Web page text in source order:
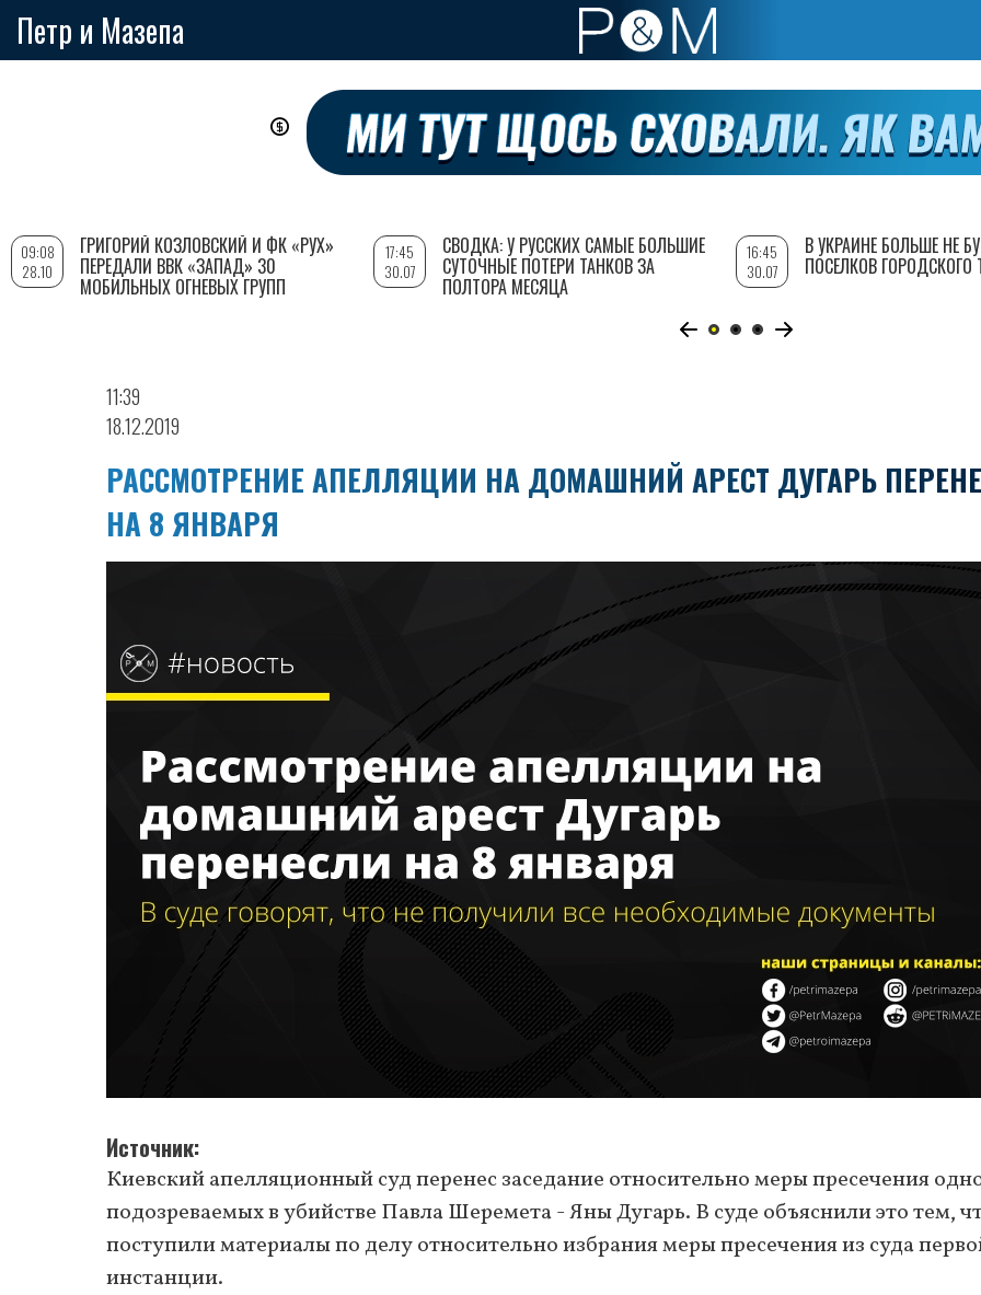
Петр и Мазепа
11:39
18.12.2019
РАССМОТРЕНИЕ АПЕЛЛЯЦИИ НА ДОМАШНИЙ АРЕСТ ДУГАРЬ
НА 8 ЯНВАРЯ
Источник
Киевский апелляционный суд перенес заседание относительно меры пресечения
подозреваемых в убийстве Павла Шеремета - Яны Дугарь. В суде объяснили это тем,
поступили материалы по делу относительно избрания меры пресечения из суда
инстанции.
09:08
28.10
ГРИГОРИЙ КОЗЛОВСКИЙ И ФК «РУХ»
ПЕРЕДАЛИ ВВК «ЗАПАД» 30
МОБИЛЬНЫХ ОГНЕВЫХ ГРУПП
17:45
30.07
СВОДКА: У РУССКИХ САМЫЕ БОЛЬШИЕ
СУТОЧНЫЕ ПОТЕРИ ТАНКОВ ЗА
ПОЛТОРА МЕСЯЦА
16:45
30.07
В УКРАИНЕ БОЛЬШЕ НЕ
ПОСЕЛКОВ ГОРОДСКОГО